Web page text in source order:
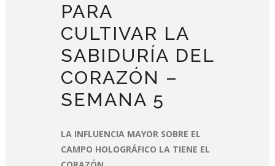
PARA
CULTIVAR LA
SABIDURÍA DEL
CORAZÓN –
SEMANA 5
LA INFLUENCIA MAYOR SOBRE EL
CAMPO HOLOGRÁFICO LA TIENE EL